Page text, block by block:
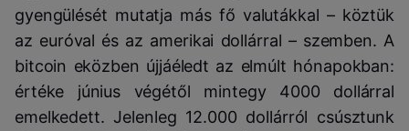
gyengülését mutatja más fő valutákkal – köztük
az euróval és az amerikai dollárral – szemben. A
bitcoin eközben újjáéledt az elmúlt hónapokban:
értéke június végétől mintegy 4000 dollárral
emelkedett. Jelenleg 12.000 dollárról csúsztunk